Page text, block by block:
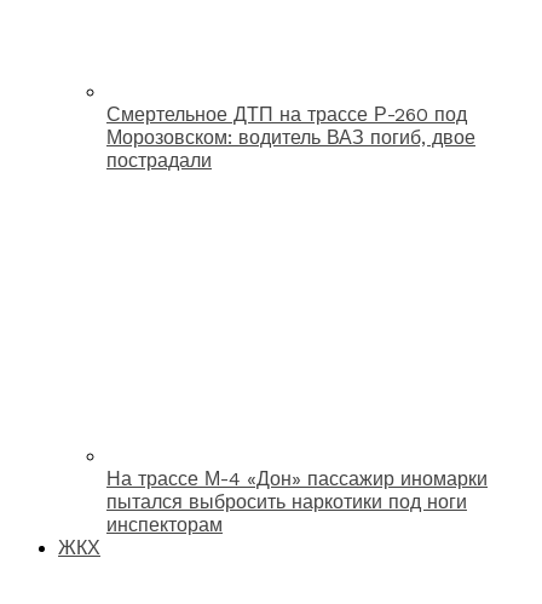
Смертельное ДТП на трассе Р-260 под
Морозовском: водитель ВАЗ погиб, двое
пострадали
На трассе М-4 «Дон» пассажир иномарки
пытался выбросить наркотики под ноги
инспекторам
ЖКХ